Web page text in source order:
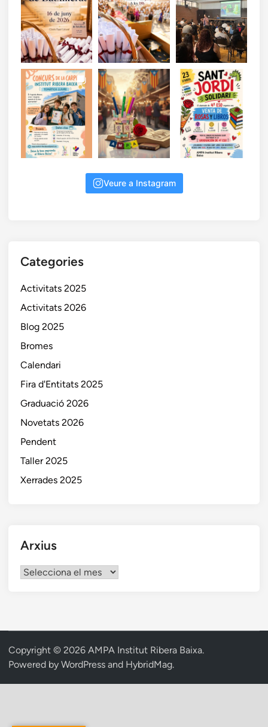
Veure a Instagram
Categories
Activitats 2025
Activitats 2026
Blog 2025
Bromes
Calendari
Fira d'Entitats 2025
Graduació 2026
Novetats 2026
Pendent
Taller 2025
Xerrades 2025
Arxius
Arxius
Copyright © 2026 AMPA Institut Ribera Baixa.
Powered by WordPress and HybridMag.